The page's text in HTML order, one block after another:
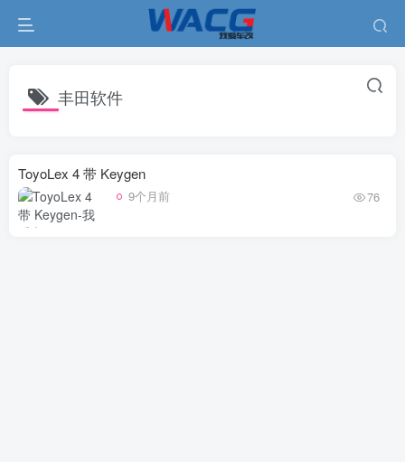
丰田软件
ToyoLex 4 带 Keygen
9个月前 76